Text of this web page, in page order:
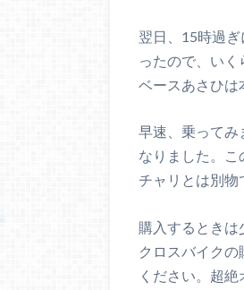
翌日、15時過
ったので、い
ベースあさひは
早速、乗ってみ
なりました。
チャリとは別物
購入するとき
クロスバイク
ください。超絶